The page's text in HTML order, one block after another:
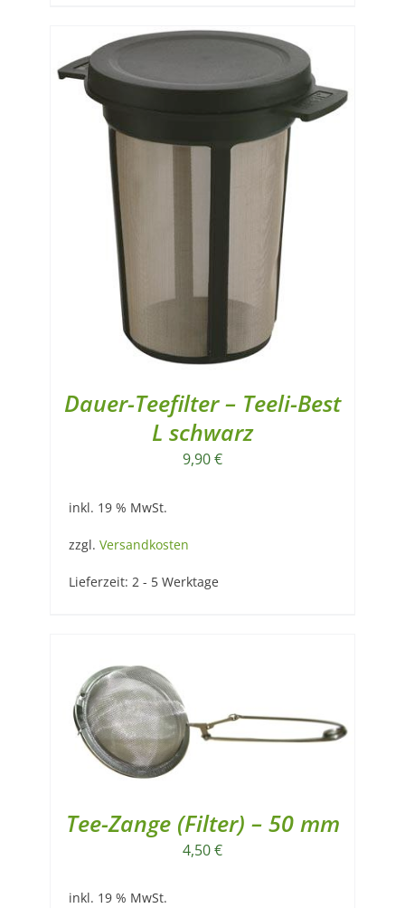
Dauer-Teefilter – Teeli-Best
L schwarz
9,90€
inkl. 19 % MwSt.
zzgl. Versandkosten
Lieferzeit: 2 - 5 Werktage
Tee-Zange (Filter) – 50 mm
4,50€
inkl. 19 % MwSt.